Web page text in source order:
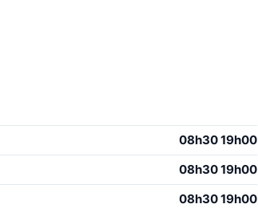
08h30 19h00
08h30 19h00
08h30 19h00